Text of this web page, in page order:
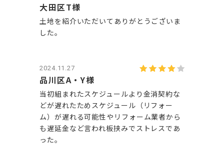
大田区T様
土地を紹介いただいてありがとうございま
した。
2024.11.27
品川区A・Y様
当初組まれたスケジュールより金消契約な
どが遅れたためスケジュール（リフォー
ム）が遅れる可能性やリフォーム業者から
も遅延金など言われ板挟みでストレスであ
った。